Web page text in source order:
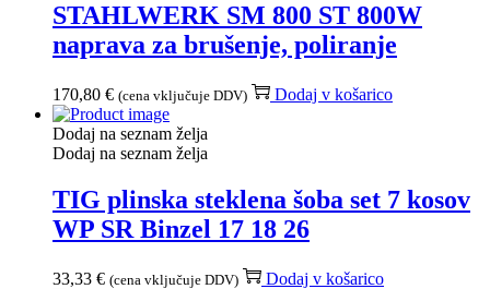
STAHLWERK SM 800 ST 800W
naprava za brušenje, poliranje
170,80 € (cena vključuje DDV) Dodaj v košarico
Dodaj na seznam želja
Dodaj na seznam želja
TIG plinska steklena šoba set 7 kosov
WP SR Binzel 17 18 26
33,33 € (cena vključuje DDV) Dodaj v košarico